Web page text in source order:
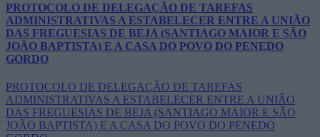
PROTOCOLO DE DELEGAÇÃO DE TAREFAS
ADMINISTRATIVAS A ESTABELECER ENTRE A UNIÃO
DAS FREGUESIAS DE BEJA (SANTIAGO MAIOR E SÃO
JOÃO BAPTISTA) E A CASA DO POVO DO PENEDO
GORDO
PROTOCOLO DE DELEGAÇÃO DE TAREFAS
ADMINISTRATIVAS A ESTABELECER ENTRE A UNIÃO
DAS FREGUESIAS DE BEJA (SANTIAGO MAIOR E SÃO
JOÃO BAPTISTA) E A CASA DO POVO DO PENEDO